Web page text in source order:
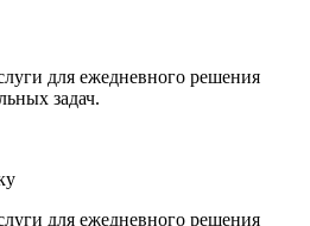
для ежедневного решения
задач.
для ежедневного решения